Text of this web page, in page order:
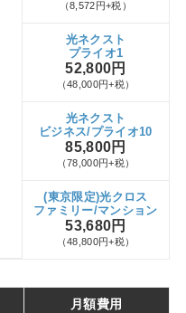
（8,572円+税）
光ネクスト
プライオ1
52,800円
（48,000円+税）
光ネクスト
ビジネス/プライオ10
85,800円
（78,000円+税）
(東京限定)光クロス
ファミリー/マンション
53,680円
（48,800円+税）
月額費用